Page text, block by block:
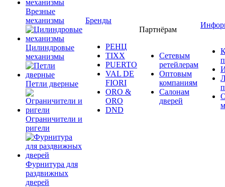
Врезные
механизмы
Цилиндровые
механизмы
Петли дверные
Ограничители и
ригели
Фурнитура для
раздвижных
дверей
Бренды
РЕНЦ
TIXX
PUERTO
VAL DE
FIORI
ORO &
ORO
DND
Партнёрам
Сетевым
ретейлерам
Оптовым
компаниям
Салонам
дверей